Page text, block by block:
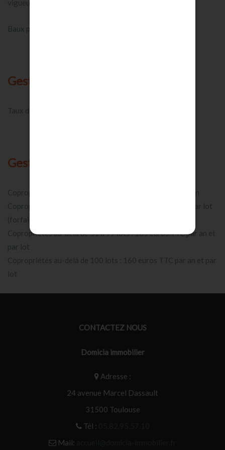
vigueur au jour de la signature du contrat.
Baux professionnels et commerciaux: nous consulter.
Gestion locative :
Taux de gestion annuel: 6,5% HT par an par lot géré.
Gestion de copropriétés :
Copropriétés de moins de 10 lots : 2500 euros TTC par an
Copropriétés de 11 à 30 lots : 190 euros TTC par an et par lot
(forfait minimum de 2800 euros TTC)
Copropriétés au-delà de 31 à 99 lots : 185 euros TTC par an et
par lot
Copropriétés au-delà de 100 lots : 160 euros TTC par an et par
lot
CONTACTEZ NOUS
Domicia immobilier
Adresse :
24 avenue Marcel Dassault
31500 Toulouse
Tél :
Mail: